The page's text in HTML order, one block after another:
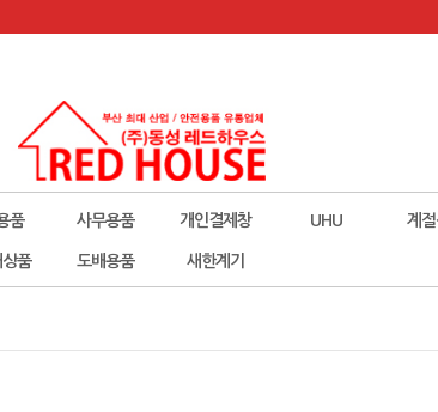
품 사무용품 개인결제창 UHU
계
품 도배용품 새한계기